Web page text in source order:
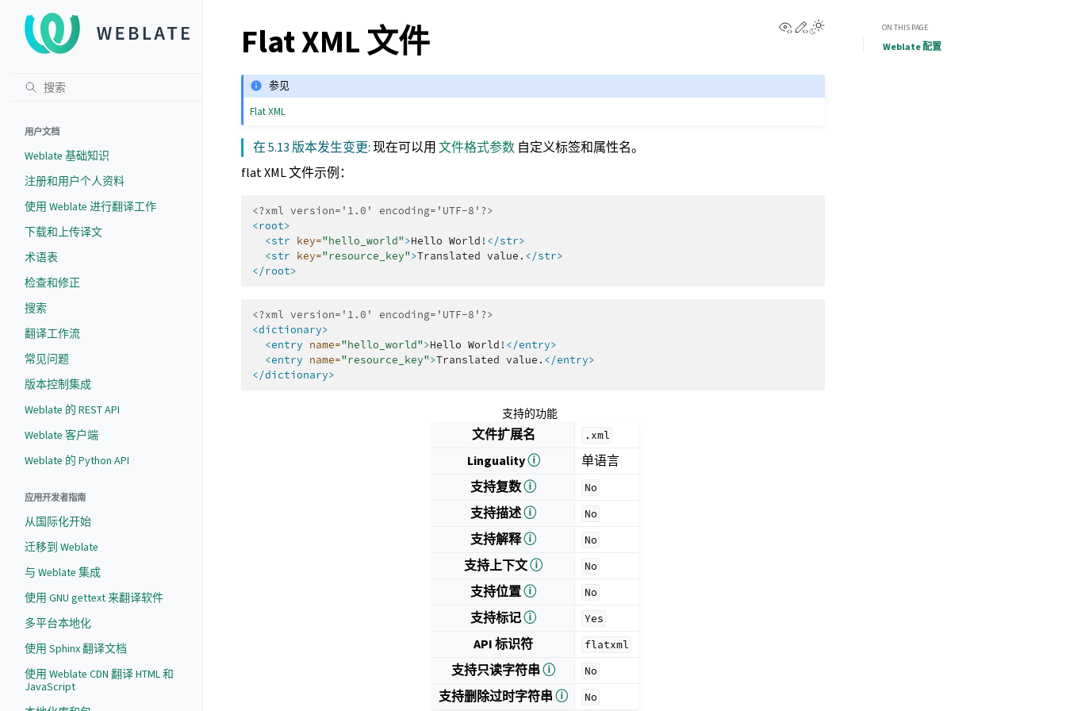
用户文档
Weblate 基础知识
注册和用户个人资料
使用 Weblate 进行翻译工作
下载和上传译文
术语表
检查和修正
搜索
翻译工作流
常见问题
版本控制集成
Weblate 的 REST API
Weblate 客户端
Weblate 的 Python API
应用开发者指南
从国际化开始
迁移到 Weblate
与 Weblate 集成
使用 GNU gettext 来翻译软件
多平台本地化
使用 Sphinx 翻译文档
使用 Weblate CDN 翻译 HTML 和
JavaScript
View this page
Edit this page
Flat XML 文件
参见
Flat XML
在 5.13 版本发生变更:现在可以用文件格式参数 自定义标签和属性名。
flat XML 文件示例：
<?xml version='1.0' encoding='UTF-8'?>
<root>
<str key="hello_world">Hello World! </str>
<str key="resource_key">Translated value. </str>
</root>
<?xml version='1.0' encoding='UTF-8'?>
<dictionary>
<entry name="hello_world">Hello World! </entry>
<entry name="resource_key">Translated value. </entry>
</dictionary>
支持的功能
文件扩展名 .xml
Lingualityⓘ
单语言
支持复数ⓘ No
支持描述ⓘ No
支持解释ⓘ No
支持上下文ⓘ No
支持位置ⓘ No
支持标记ⓘ Yes
API 标识符 flatxml
支持只读字符串ⓘ No
支持删除过时字符串ⓘ No
ON THIS PAGE
Weblate 配置